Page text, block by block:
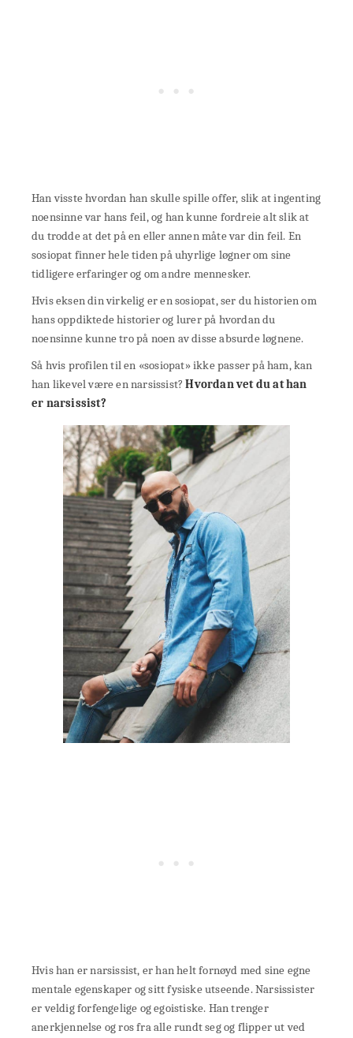
Han visste hvordan han skulle spille offer, slik at ingenting
noensinne var hans feil, og han kunne fordreie alt slik at
du trodde at det på en eller annen måte var din feil. En
sosiopat finner hele tiden på uhyrlige løgner om sine
tidligere erfaringer og om andre mennesker.
Hvis eksen din virkelig er en sosiopat, ser du historien om
hans oppdiktede historier og lurer på hvordan du
noensinne kunne tro på noen av disse absurde løgnene.
Så hvis profilen til en «sosiopat» ikke passer på ham, kan
han likevel være en narsissist?Hvordan vet du at han
er narsissist?
Hvis han er narsissist, er han helt fornøyd med sine egne
mentale egenskaper og sitt fysiske utseende. Narsissister
er veldig forfengelige og egoistiske. Han trenger
anerkjennelse og ros fra alle rundt seg og flipper ut ved